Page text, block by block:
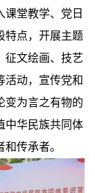
堂教学、党日
特点，开展主题
征文绘画、技艺
活动，宣传党和
变为言之有物的
中华民族共同体
传承者。